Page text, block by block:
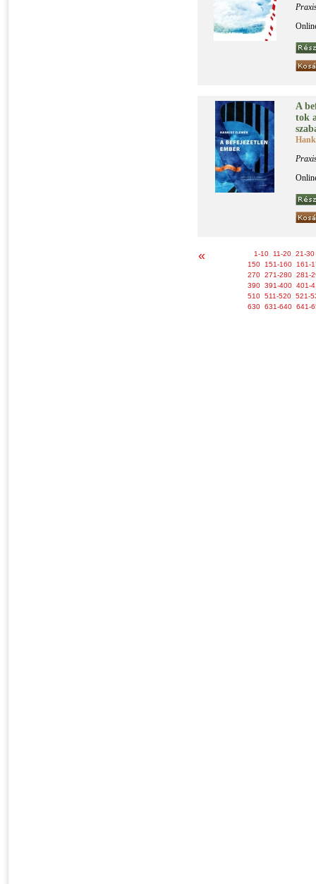
A
tok
« 1-10 11-20 21-30
150
151-160
161-
270 271-280 281-
390 391-400 401-
510 511-520 521-
630 631-640 641-